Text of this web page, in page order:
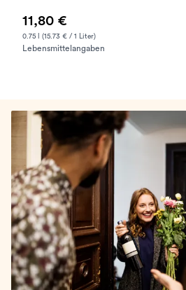
11,80 €
0.75 l (15.73 € / 1 Liter)
Lebensmittelangaben